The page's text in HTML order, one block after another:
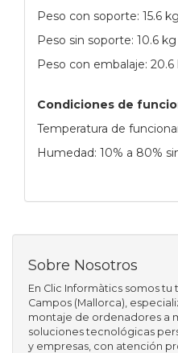
Peso con soporte: 15.6 kg
Peso sin soporte: 10.6 kg
Peso con embalaje: 20.6
Condiciones de
Temperatura de
Humedad: 10% a 80%
Sobre Nosotros
En Clic Informàtics somos
Campos (Mallorca),
montaje de ordenadores a
soluciones tecnológicas
y empresas, con atención